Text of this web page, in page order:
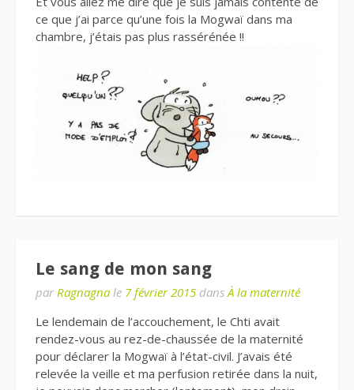
ce que j’ai parce qu’une fois la Mogwaï dans ma
chambre, j’étais pas plus rassérénée !!
Le sang de mon sang
par Ragnagna le 7 février 2015 dans À la maternité
Le lendemain de l’accouchement, le Chti avait
rendez-vous au rez-de-chaussée de la maternité
pour déclarer la Mogwaï à l’état-civil. J’avais été
relevée la veille et ma perfusion retirée dans la nuit,